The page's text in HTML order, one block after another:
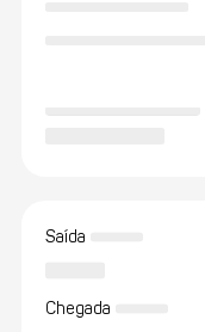
Saída
Chegada